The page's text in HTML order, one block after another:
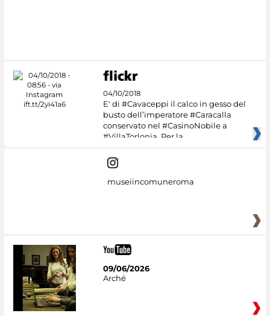
04/10/2018
E' di #Cavaceppi il calco in gesso del
busto dell’imperatore #Caracalla
conservato nel #CasinoNobile a
#VillaTorlonia. Per la
museiincomuneroma
09/06/2026
Arché